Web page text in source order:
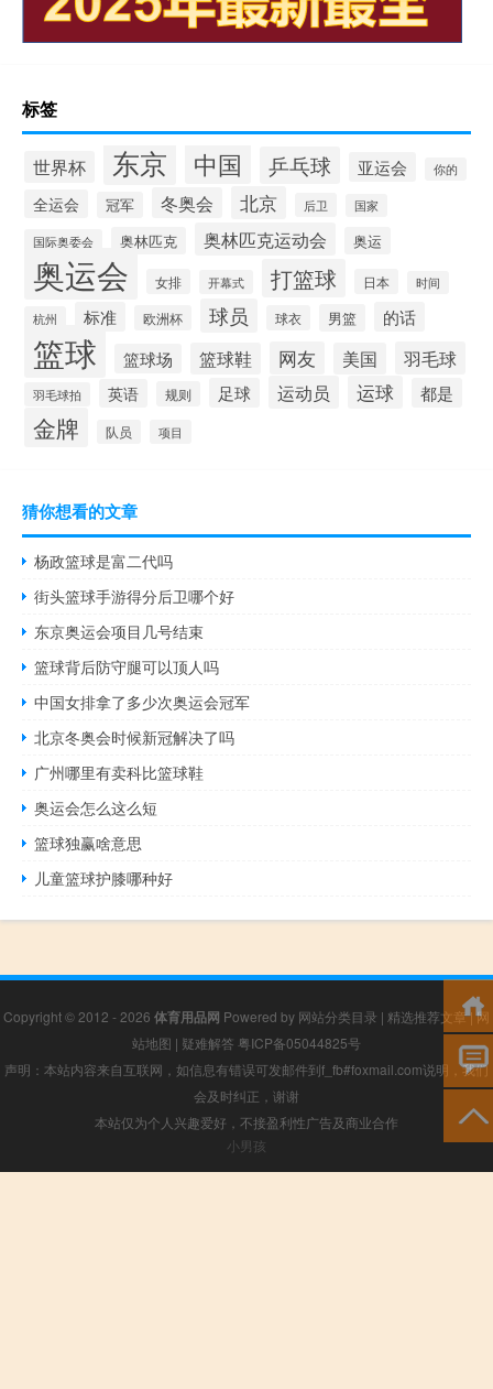
标签
世界杯 东京 中国 乒乓球 亚运会 你的
全运会 冠军 冬奥会 北京 后卫 国家
国际奥委会 奥林匹克 奥林匹克运动会 奥运
奥运会 女排 开幕式 打篮球 日本 时间
杭州 标准 欧洲杯 球员 球衣 男篮 的话
篮球 篮球场 篮球鞋 网友 美国 羽毛球
羽毛球拍 英语 规则 足球 运动员 运球 都是
金牌 队员 项目
猜你想看的文章
杨政篮球是富二代吗
街头篮球手游得分后卫哪个好
东京奥运会项目几号结束
篮球背后防守腿可以顶人吗
中国女排拿了多少次奥运会冠军
北京冬奥会时候新冠解决了吗
广州哪里有卖科比篮球鞋
奥运会怎么这么短
篮球独赢啥意思
儿童篮球护膝哪种好
Copyright © 2012 - 2026 体育用品网 Powered by 网站分类目录 | 精选推荐文章|网
站地图 | 疑难解答 粤ICP备05044825号
声明：本站内容来自互联网，如信息有错误可发邮件到f_fb#foxmail.com说明，我们
会及时纠正，谢谢
本站仅为个人兴趣爱好，不接盈利性广告及商业合作
小男孩